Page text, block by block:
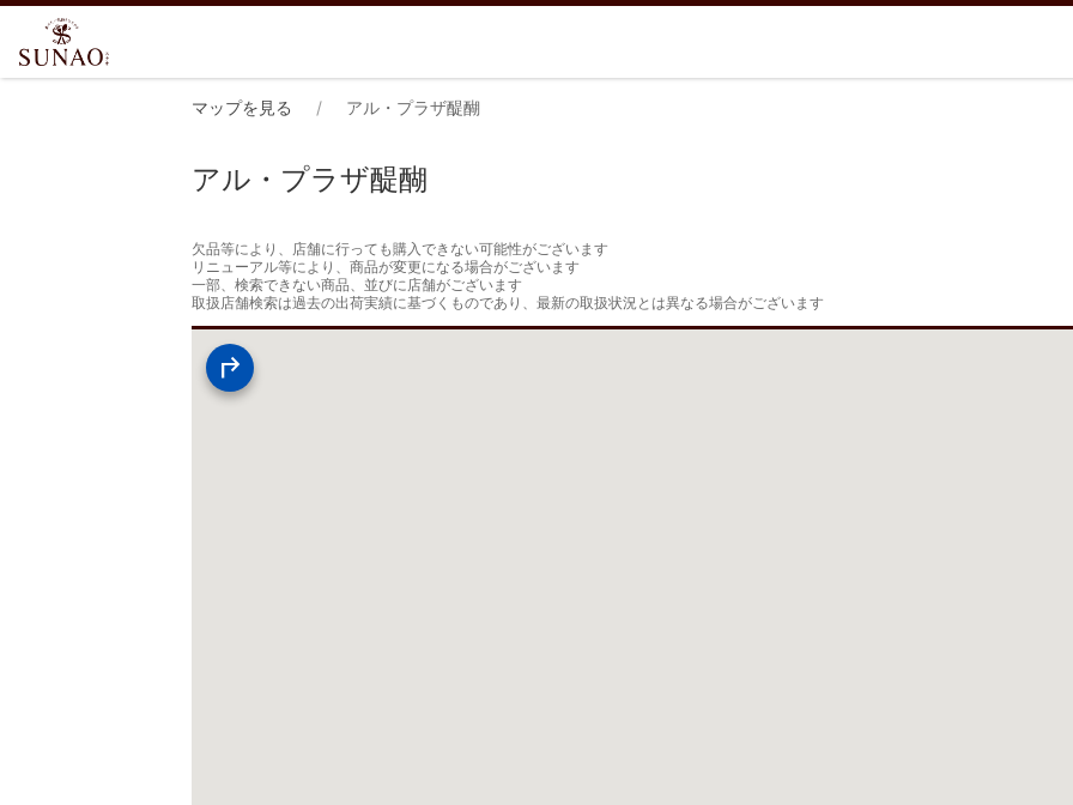
マップを見る アル・プラザ醍醐
アル・プラザ醍醐
欠品等により、店舗に行っても購入できない可能性がございます
リニューアル等により、商品が変更になる場合がございます
一部、検索できない商品、並びに店舗がございます
取扱店舗検索は過去の出荷実績に基づくものであり、最新の取扱状況とは異なる場合がございます